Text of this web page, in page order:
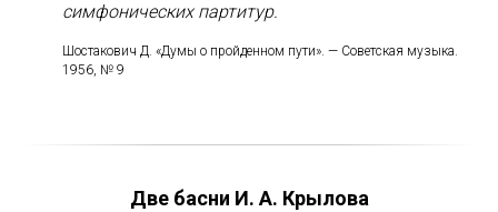
симфонических партитур.
Шостакович Д. «Думы о пройденном пути». — Советская музыка.
1956, № 9
Две басни И. А. Крылова